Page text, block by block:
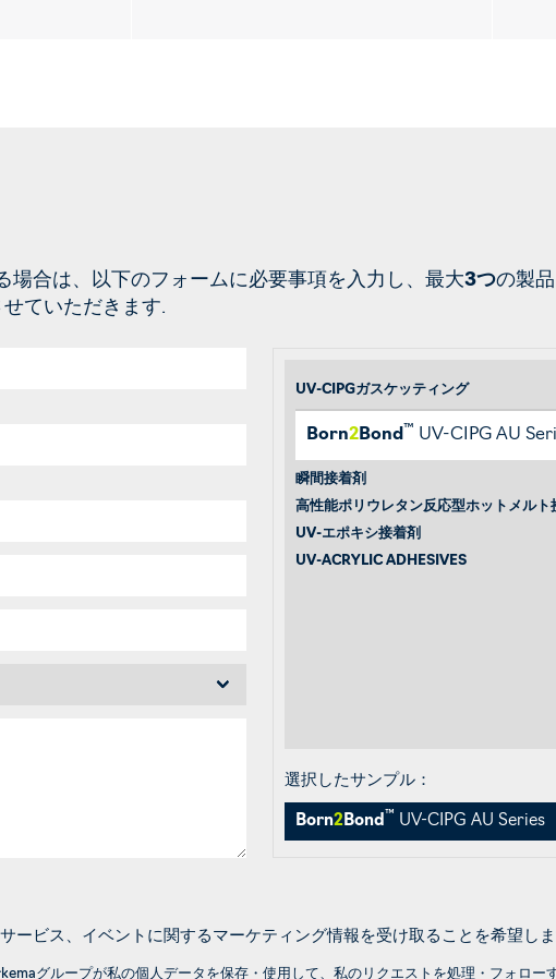
場合は、以下のフォームに必要事項を入力し、最大3つの製
ていただきます.
UV-CIPGガスケッティング
Born2Bond ™ UV-CIPG AU
瞬間接着剤
高性能ポリウレタン反応型ホットメルト
UV-エポキシ接着剤
UV-ACRYLIC ADHESIVES
選択したサンプル：
Born2Bond™ UV-CIPG AU Series
ビス、イベントに関するマーケティング情報を受け取ることを希望しま
グループが私の個人データを保存・使用して、私のリクエストを処理・フォロー